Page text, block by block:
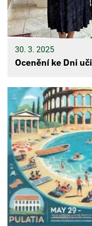
30. 3. 2025
Ocenění ke Dni